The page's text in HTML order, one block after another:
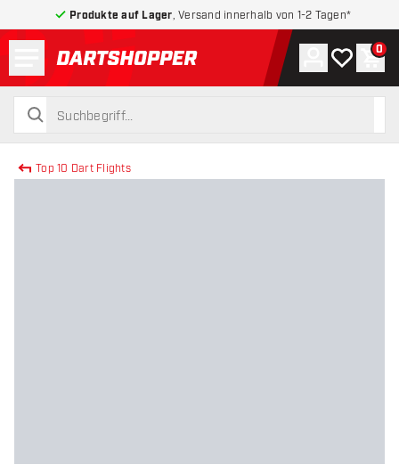
Produkte auf Lager , Versand innerhalb von 1-2 Tagen*
zurück zur Startseite
suchen
suchen
Konto
Meine 0
Top 10 Dart Flights